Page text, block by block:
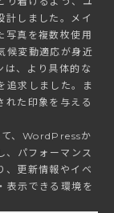
計しました。メイ
写真を複数枚使用
候変動適応が身近
は、より具体的な
追求しました。ま
れた印象を与える
、WordPressか
、パフォーマンス
、更新情報やイベ
表示できる環境を